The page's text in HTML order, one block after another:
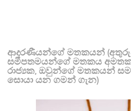
ආදරණීයන්ගේ මතකයන්
සමීපතමයන්ගේ මතකය
රාජ්‍යක, ඔවුන්ගේ මතකයන්
සොයා යන ගමන් ගැන)